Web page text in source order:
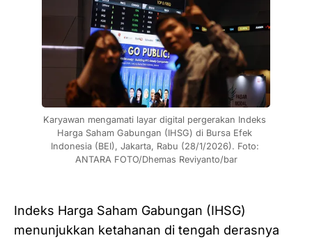
Karyawan mengamati layar digital pergerakan Indeks
Harga Saham Gabungan (IHSG) di Bursa Efek
Indonesia (BEI), Jakarta, Rabu (28/1/2026). Foto:
ANTARA FOTO/Dhemas Reviyanto/bar
Indeks Harga Saham Gabungan (IHSG)
menunjukkan ketahanan di tengah derasnya